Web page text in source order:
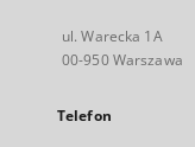
ul. Warecka 1A
00-950 Warszawa
Telefon